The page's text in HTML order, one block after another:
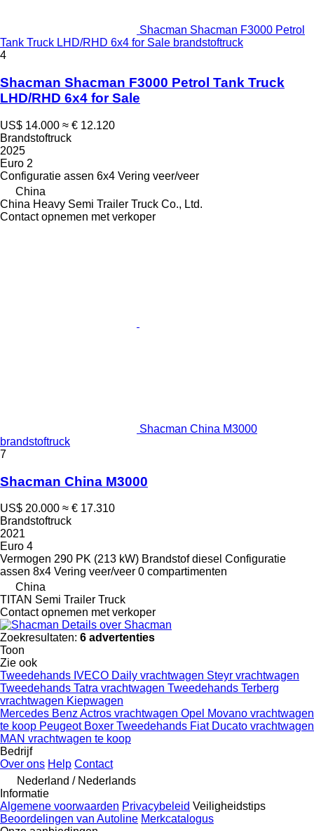
Shacman Shacman F3000 Petrol
Tank Truck LHD/RHD 6x4 for Sale brandstoftruck
4
Shacman Shacman F3000 Petrol Tank Truck
LHD/RHD 6x4 for Sale
US$ 14.000 ≈ € 12.120
Brandstoftruck
2025
Euro 2
Configuratie assen 6x4 Vering veer/veer
China
China Heavy Semi Trailer Truck Co., Ltd.
Contact opnemen met verkoper
Shacman China M3000
brandstoftruck
7
Shacman China M3000
US$ 20.000 ≈ € 17.310
Brandstoftruck
2021
Euro 4
Vermogen 290 PK (213 kW) Brandstof diesel Configuratie
assen 8x4 Vering veer/veer 0 compartimenten
China
TITAN Semi Trailer Truck
Contact opnemen met verkoper
Details over Shacman
Zoekresultaten: 6 advertenties
Toon
Zie ook
Tweedehands IVECO Daily vrachtwagen Steyr vrachtwagen
Tweedehands Tatra vrachtwagen Tweedehands Terberg
vrachtwagen Kiepwagen
Mercedes Benz Actros vrachtwagen Opel Movano vrachtwagen
te koop Peugeot Boxer Tweedehands Fiat Ducato vrachtwagen
MAN vrachtwagen te koop
Bedrijf
Over ons Help Contact
Nederland / Nederlands
Informatie
Algemene voorwaarden Privacybeleid Veiligheidstips
Beoordelingen van Autoline Merkcatalogus